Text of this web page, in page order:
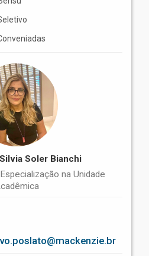
Soler Bianchi
na Unidade